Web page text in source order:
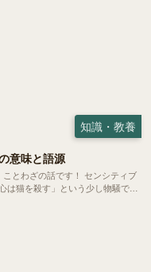
知識・教養
意味と語源
は猫を殺す」という少し物騒で、